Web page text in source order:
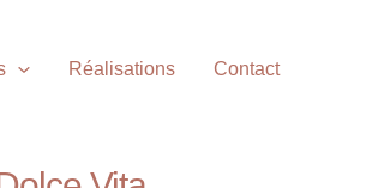
Réalisations Contact